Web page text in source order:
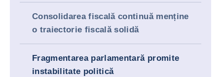
Consolidarea fiscală continuă menține
o traiectorie fiscală solidă
Fragmentarea parlamentară promite
instabilitate politică